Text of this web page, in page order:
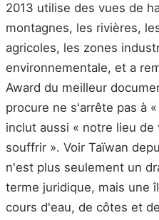
2013 utilise des vues de
montagnes, les rivières,
agricoles, les zones
environnementale, et a
Award du meilleur
procure ne s'arrête pas à
inclut aussi « notre lieu
souffrir ». Voir Taïwan
n'est plus seulement un
terme juridique, mais une
cours d'eau, de côtes et